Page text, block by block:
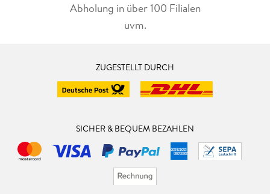
Abholung in über 100 Filialen
uvm.
ZUGESTELLT DURCH
SICHER & BEQUEM BEZAHLEN